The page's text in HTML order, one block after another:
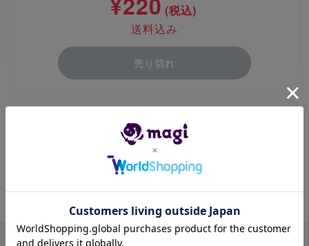
(税込)
送料込み
売り切れ
傷ありプレイ用でお願い致します。
商品ID: 1234578228